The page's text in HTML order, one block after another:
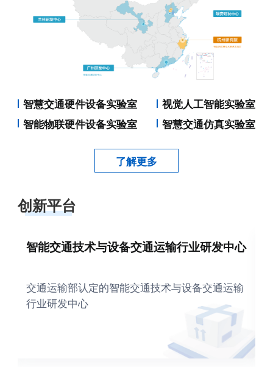
智慧交通硬件设备实验室
视觉人工智能实验室
智能物联硬件设备实验室
智慧交通仿真实验室
了解更多
创新平台
智能交通技术与设备交通运输行业研发中心
交通运输部认定的智能交通技术与设备交通运输
行业研发中心